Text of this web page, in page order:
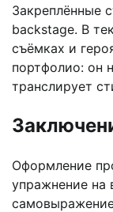
Закреплённые
backstage. В
съёмках и
портфолио: он
транслирует
Оформление
упражнение на